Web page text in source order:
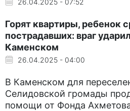
Горят квартиры, ребенок
пострадавших: враг
Каменском
26.04.2025 - 04:00
В Каменском для
Селидовской громады
помощи от Фонда